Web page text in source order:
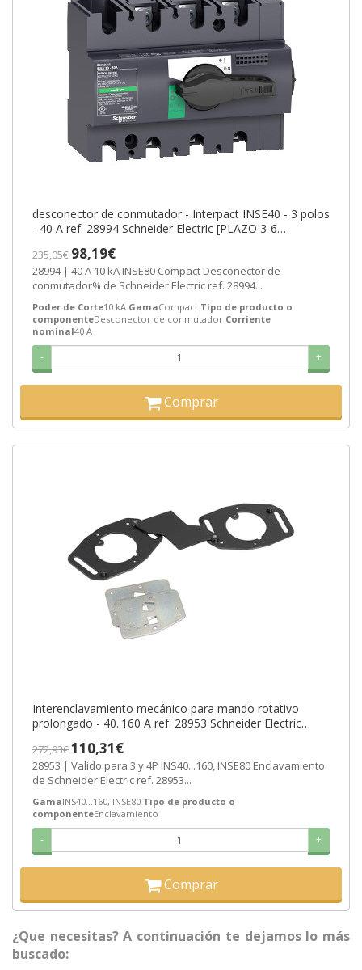
desconector de conmutador - Interpact INSE40 - 3 polos
- 40 A ref. 28994 Schneider Electric [PLAZO 3-6
235,05€ 98,19€
28994 | 40 A 10 kA INSE80 Compact Desconector de
conmutador% de Schneider Electric ref. 28994...
Poder de Corte10 kA GamaCompact Tipo de producto o
componenteDesconector de conmutador Corriente
nominal40 A
- +
Comprar
Interenclavamiento mecánico para mando rotativo
prolongado - 40..160 A ref. 28953 Schneider Electric
272,93€110,31€
28953 | Valido para 3 y 4P INS40...160, INSE80 Enclavamiento
de Schneider Electric ref. 28953...
GamaINS40...160, INSE80 Tipo de producto o
componenteEnclavamiento
- +
Comprar
¿Que necesitas? A continuación te dejamos lo más
buscado: